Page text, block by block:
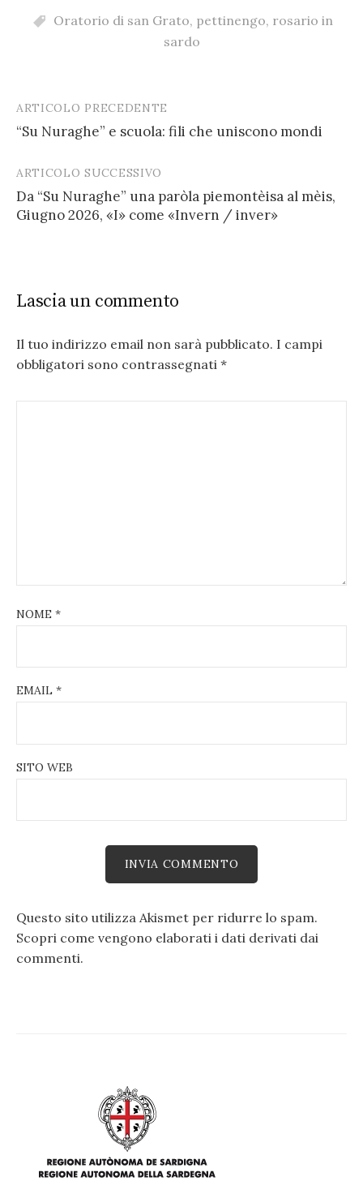
Oratorio di san Grato, pettinengo, rosario in
sardo
Post
navigation
ARTICOLO PRECEDENTE
“Su Nuraghe” e scuola: fili che uniscono mondi
ARTICOLO SUCCESSIVO
Da “Su Nuraghe” una paròla piemontèisa al mèis,
Giugno 2026, «I» come «Invern / inver»
Lascia un commento
Il tuo indirizzo email non sarà pubblicato. I campi
obbligatori sono contrassegnati *
NOME *
EMAIL *
SITO WEB
Questo sito utilizza Akismet per ridurre lo spam.
Scopri come vengono elaborati i dati derivati dai
commenti.